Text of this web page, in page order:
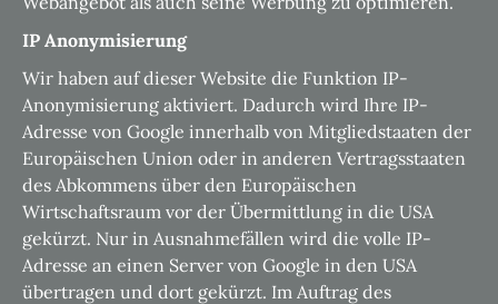
IP Anonymisierung
Wir haben auf dieser Website die Funktion IP-
Anonymisierung aktiviert. Dadurch wird Ihre IP-
Adresse von Google innerhalb von Mitgliedstaaten der
Europäischen Union oder in anderen Vertragsstaaten
des Abkommens über den Europäischen
Wirtschaftsraum vor der Übermittlung in die USA
gekürzt. Nur in Ausnahmefällen wird die volle IP-
Adresse an einen Server von Google in den USA
übertragen und dort gekürzt. Im Auftrag des